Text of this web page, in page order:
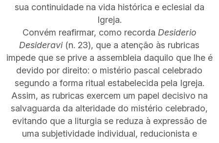
sua continuidade na vida histórica e eclesial da
Igreja.
Convém reafirmar, como recorda Desiderio
Desideravi(n. 23), que a atenção às rubricas
impede que se prive a assembleia daquilo que lhe é
devido por direito: o mistério pascal celebrado
segundo a forma ritual estabelecida pela Igreja.
Assim, as rubricas exercem um papel decisivo na
salvaguarda da alteridade do mistério celebrado,
evitando que a liturgia se reduza à expressão de
uma subjetividade individual, reducionista e